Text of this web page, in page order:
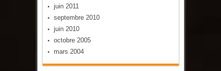
juin 2011
septembre 2010
juin 2010
octobre 2005
mars 2004